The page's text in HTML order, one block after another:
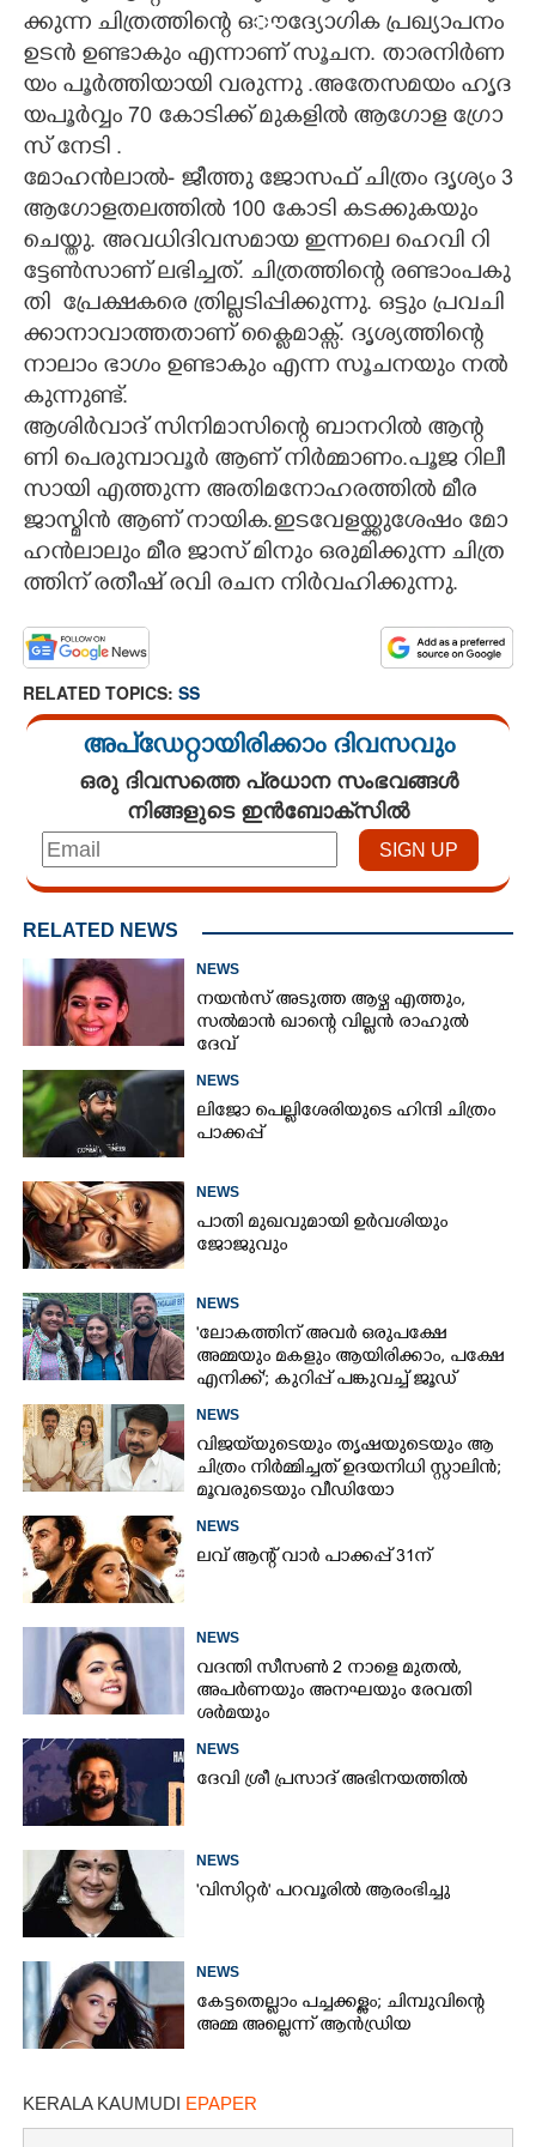
ക്കു​ന്ന​ ​ചി​ത്ര​ത്തി​ന്റെ​ ​ഒൗ​ദ്യോ​ഗി​ക​ ​പ്ര​ഖ്യാ​പ​നം​ ​
ഉ​ട​ൻ​ ​ഉ​ണ്ടാ​കും​ ​എ​ന്നാ​ണ് ​സൂ​ച​ന.​ ​താ​ര​നി​ർ​ണ​
യം​ ​പൂ​ർ​ത്തി​യാ​യി​ ​വ​രു​ന്നു​ .​അ​തേ​സ​മ​യം​ ​ഹൃ​ദ​
യ​പൂ​ർ​വ്വം​ 70​ ​കോ​ടി​ക്ക് ​മു​ക​ളി​ൽ​ ​ആ​ഗോ​ള​ ​ഗ്രോ​
സ് ​നേ​ടി​ .​ ​
മോ​ഹ​ൻ​ലാ​ൽ​-​ ​ജീ​ത്തു​ ​ജോ​സ​ഫ് ​ചി​ത്രം​ ​ദൃ​ശ്യം​ 3​
​ആ​ഗോ​ള​ത​ല​ത്തി​ൽ​ 100​ ​കോ​ടി​ ​ക​ടക്കുകയും
ചെയ്തു.​ ​അ​വ​ധി​ദി​വ​സ​മാ​യ​ ​ഇ​ന്ന​ലെ​ ​ഹെ​വി​ ​റി​
ട്ടേ​ൺ​സാ​ണ് ​ല​ഭി​ച്ച​ത്.​ ​ചി​ത്ര​ത്തി​ന്റെ​ ​ര​ണ്ടാം​പ​കു​
തി ​ ​പ്രേ​ക്ഷ​ക​രെ​ ​ത്രി​ല്ല​ടി​പ്പി​ക്കു​ന്നു.​ ​ഒ​ട്ടും​ ​പ്ര​വ​ചി​
ക്കാ​നാ​വാ​ത്ത​താ​ണ് ​ക്ളൈ​മാ​ക്സ്.​ ​ദൃ​ശ്യ​ത്തി​ന്റെ​ ​
നാ​ലാം​ ​ഭാ​ഗം​ ​ഉ​ണ്ടാ​കും​ ​എ​ന്ന​ ​സൂ​ച​ന​യും​ ​ന​ൽ​
കു​ന്നു​ണ്ട്.​ ​
ആ​ശി​ർ​വാ​ദ് ​സി​നി​മാ​സി​ന്റെ​ ​ബാ​ന​റി​ൽ​ ​ആ​ന്റ​
ണി​ ​പെ​രു​മ്പാ​വൂ​ർ​ ​ആ​ണ് ​നി​ർ​മ്മാ​ണം.​പൂ​ജ​ ​റി​ലീ​
സാ​യി​ ​എ​ത്തു​ന്ന​ ​അ​തി​മ​നോ​ഹ​ര​ത്തി​ൽ​ ​മീ​ര​ ​
ജാ​സ്മി​ൻ​ ​ആ​ണ് ​നാ​യി​ക.​ഇ​ട​വേ​ള​യ്ക്കു​ശേ​ഷം​ ​മോ​
ഹ​ൻ​ലാ​ലും​ ​മീ​ര​ ​ജാ​സ് ​മി​നും​ ​ഒ​രു​മി​ക്കു​ന്ന​ ​ചി​ത്ര​
ത്തി​ന് ​ര​തീ​ഷ് ​ര​വി​ ​ര​ച​ന​ ​നി​ർ​വ​ഹി​ക്കു​ന്നു.
RELATED TOPICS: SS
അപ്ഡേറ്റായിരിക്കാം ദിവസവും
ഒരു ദിവസത്തെ പ്രധാന സംഭവങ്ങൾ
നിങ്ങളുടെ ഇൻബോക്സിൽ
RELATED NEWS
NEWS
നയൻസ് അടുത്ത ആഴ്ച എത്തും,
സൽമാൻ ഖാന്റെ വില്ലൻ രാഹുൽ
ദേവ്
NEWS
ലിജോ പെല്ലിശേരിയുടെ ഹിന്ദി ചിത്രം
പാക്കപ്പ്
NEWS
പാതി മുഖവുമായി ഉർവശിയും
ജോജുവും
NEWS
'ലോകത്തിന് അവർ ഒരുപക്ഷേ
അമ്മയും മകളും ആയിരിക്കാം, പക്ഷേ
എനിക്ക്'; കുറിപ്പ് പങ്കുവച്ച് ജൂഡ്
NEWS
വിജയ്‌യുടെയും തൃഷയുടെയും ആ
ചിത്രം നിർമ്മിച്ചത് ഉദയനിധി സ്റ്റാലിൻ;
മൂവരുടെയും വീഡിയോ
ചർച്ചയാകുന്നു
NEWS
ലവ് ആന്റ് വാർ പാക്കപ്പ് 31ന്
NEWS
വദന്തി സീസൺ 2 നാളെ മുതൽ,
അപർണയും അനഘയും രേവതി
ശർമയും
NEWS
ദേവി ശ്രീ പ്രസാദ് അഭിനയത്തിൽ
NEWS
'വിസിറ്റർ' പറവൂരിൽ ആരംഭിച്ചു
NEWS
കേട്ടതെല്ലാം പച്ചക്കള്ളം; ചിമ്പുവിന്റെ
അമ്മ അല്ലെന്ന് ആൻഡ്രിയ
KERALA KAUMUDI EPAPER